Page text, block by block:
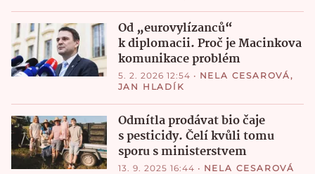
Od „eurovylízanců“
k diplomacii. Proč je Macinkova
komunikace problém
5. 2. 2026 12:54 • NELA CESAROVÁ ,
JAN HLADÍK
Odmítla prodávat bio čaje
s pesticidy. Čelí kvůli tomu
sporu s ministerstvem
13. 9. 2025 16:44 • NELA CESAROVÁ